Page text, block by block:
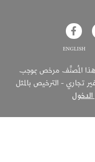
Akhbar
Akhbar Alsaha on
Alsaha on Twitter
on Facebook
المُصنَّف مرخص بموجب
تجاري - الترخيص بالمثل